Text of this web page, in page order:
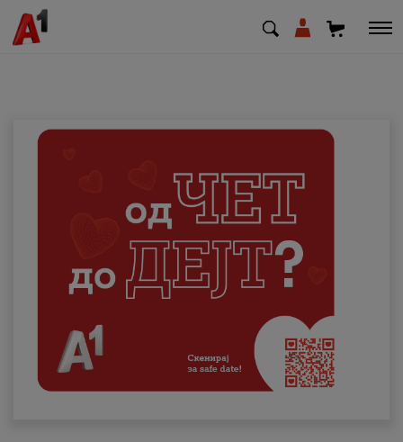
Деловни
Поддршка
Надополни кредит
Плати сметка